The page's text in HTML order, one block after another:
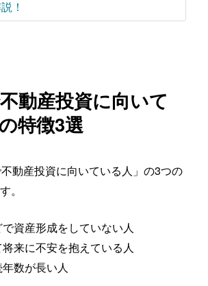
！
動産投資に向いて
特徴3選
動産投資に向いている人」の3つの
。
資産形成をしていない人
来に不安を抱えている人
数が長い人